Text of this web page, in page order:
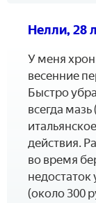
Нелли, 28
У меня
весенние
Быстро
всегда
действия.
во время
недостаток
(около 300